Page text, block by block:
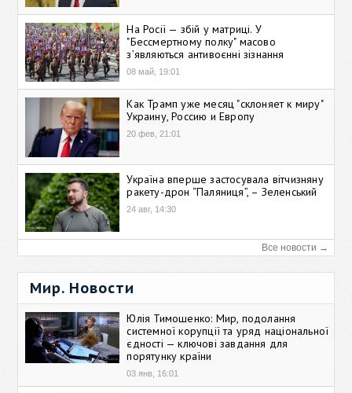
На Росії — збій у матриці. У
"Бессмертному полку" масово
зʼявляються антивоєнні зізнання
08 май, 19:01
Как Трамп уже месяц "склоняет к миру"
Украину, Россию и Европу
20 фев, 21:01
Україна вперше застосувала вітчизняну
ракету-дрон “Паляниця”, – Зеленський
24 авг, 14:30
Все новости →
Мир. Новости
Юлія Тимошенко: Мир, подолання
системної корупції та уряд національної
єдності — ключові завдання для
порятунку країни
03 янв, 16:01